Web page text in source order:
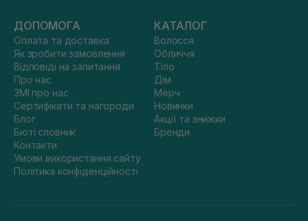
ДОПОМОГА
Оплата та доставка
Як зробити замовлення
Відповіді на запитання
Про нас
ЗМІ про нас
Сертифікати та нагороди
Блог
Бюті словник
Контакти
Умови використання сайту
Політика конфіденційності
КАТАЛОГ
Волосся
Обличчя
Тіло
Дім
Мерч
Новинки
Акції та знижки
Бренди